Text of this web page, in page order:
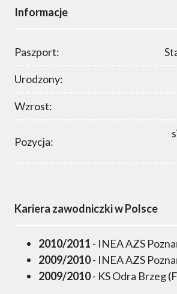
Informacje
Paszport:
Urodzony:
Wzrost:
Pozycja:
Kariera zawodniczki w Polsce
2010/2011 - INEA AZS
2009/2010- INEA AZS
2009/2010- KS Odra Brzeg